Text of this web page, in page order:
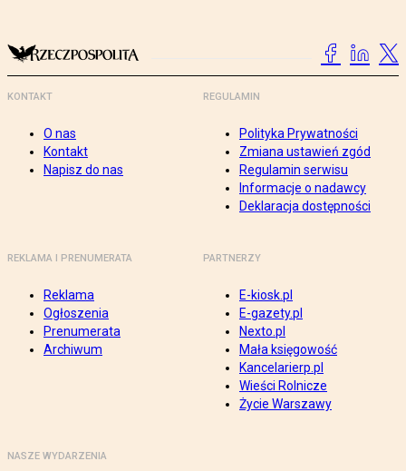
KONTAKT
O nas
Kontakt
Napisz do nas
REGULAMIN
Polityka Prywatności
Zmiana ustawień zgód
Regulamin serwisu
Informacje o nadawcy
Deklaracja dostępności
REKLAMA I PRENUMERATA
Reklama
Ogłoszenia
Prenumerata
Archiwum
PARTNERZY
E-kiosk.pl
E-gazety.pl
Nexto.pl
Mała księgowość
Kancelarierp.pl
Wieści Rolnicze
Życie Warszawy
NASZE WYDARZENIA